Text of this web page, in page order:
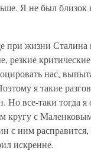
Я не был
при жизни
резкие
нас,
я такие
Но все-таки тогда
кругу с
с ним
искренне.